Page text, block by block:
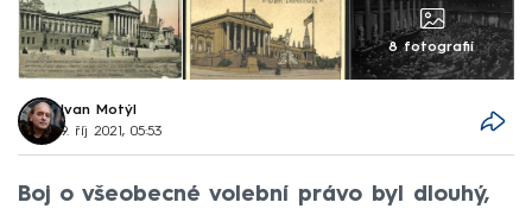
8 fotografií
Ivan Motýl
9. říj 2021, 05:53
Boj o všeobecné volební právo byl dlouhý,